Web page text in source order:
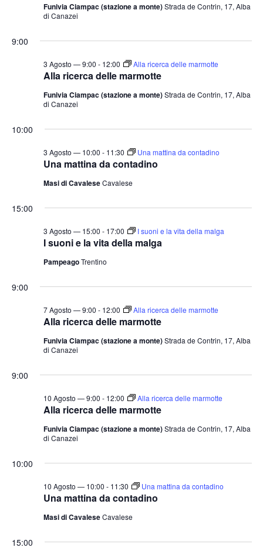
Funivia Ciampac (stazione a monte)Strada de Contrin, 17, Alba
di Canazei
9:00
Alla ricerca delle marmotte
3 Agosto — 9:00 - 12:00 Alla ricerca delle marmotte
Funivia Ciampac (stazione a monte)Strada de Contrin, 17, Alba
di Canazei
10:00
Una mattina da contadino
3 Agosto — 10:00 - 11:30 Una mattina da contadino
Masi di CavaleseCavalese
15:00
I suoni e la vita della malga
3 Agosto — 15:00 - 17:00 I suoni e la vita della malga
PampeagoTrentino
9:00
Alla ricerca delle marmotte
7 Agosto — 9:00 - 12:00 Alla ricerca delle marmotte
Funivia Ciampac (stazione a monte)Strada de Contrin, 17, Alba
di Canazei
9:00
Alla ricerca delle marmotte
10 Agosto — 9:00 - 12:00 Alla ricerca delle marmotte
Funivia Ciampac (stazione a monte)Strada de Contrin, 17, Alba
di Canazei
10:00
Una mattina da contadino
10 Agosto — 10:00 - 11:30 Una mattina da contadino
Masi di CavaleseCavalese
15:00